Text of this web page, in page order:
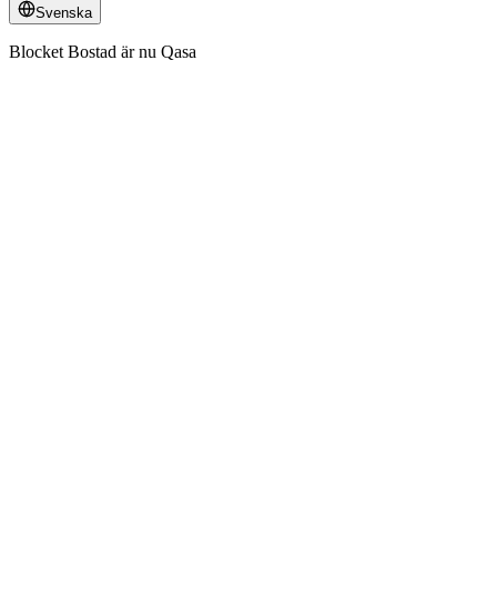
Svenska
Blocket Bostad är nu Qasa